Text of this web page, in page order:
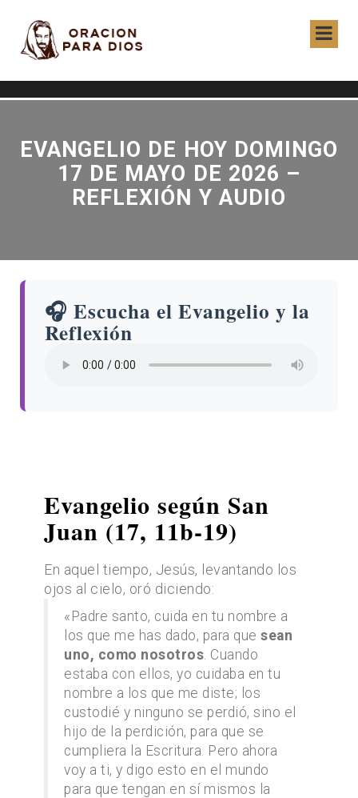
EVANGELIO DE HOY DOMINGO
17 DE MAYO DE 2026 –
REFLEXIÓN Y AUDIO
🎧 Escucha el Evangelio y la
Reflexión
Evangelio según San
Juan (17, 11b-19)
En aquel tiempo, Jesús, levantando los
ojos al cielo, oró diciendo:
«Padre santo, cuida en tu nombre a
los que me has dado, para que sean
uno, como nosotros. Cuando
estaba con ellos, yo cuidaba en tu
nombre a los que me diste; los
custodié y ninguno se perdió, sino el
hijo de la perdición, para que se
cumpliera la Escritura. Pero ahora
voy a ti, y digo esto en el mundo
para que tengan en sí mismos la